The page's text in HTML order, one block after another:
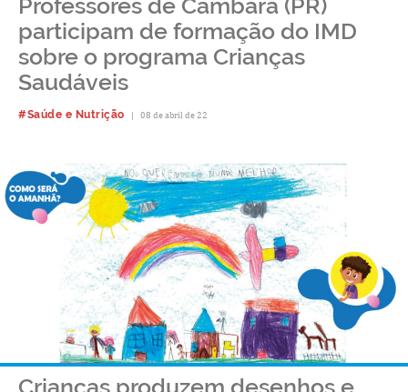
participam de formação do IMD
sobre o programa Crianças
Saudáveis
#Saúde e Nutrição | 08 de abril de 22
Crianças produzem desenhos e